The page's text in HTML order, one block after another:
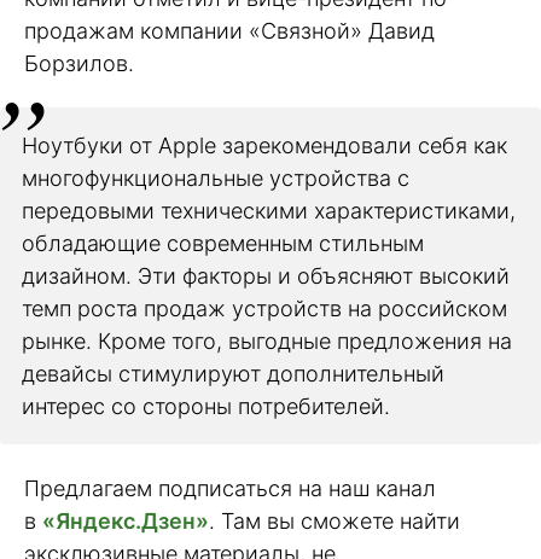
продажам компании «Связной» Давид
Борзилов.
Ноутбуки от Apple зарекомендовали себя как
многофункциональные устройства с
передовыми техническими характеристиками,
обладающие современным стильным
дизайном. Эти факторы и объясняют высокий
темп роста продаж устройств на российском
рынке. Кроме того, выгодные предложения на
девайсы стимулируют дополнительный
интерес со стороны потребителей.
Предлагаем подписаться на наш канал
в «Яндекс.Дзен». Там вы сможете найти